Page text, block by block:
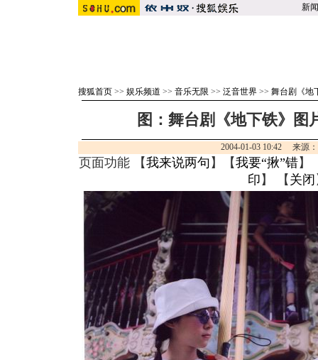
新闻
搜狐首页 >> 娱乐频道 >> 音乐无限 >> 泛音世界 >> 舞台剧《地
图：舞台剧《地下铁》图
2004-01-03 10:42 来源
页面功能 【我来说两句 】【我要“揪”错】
印 】 【 关闭